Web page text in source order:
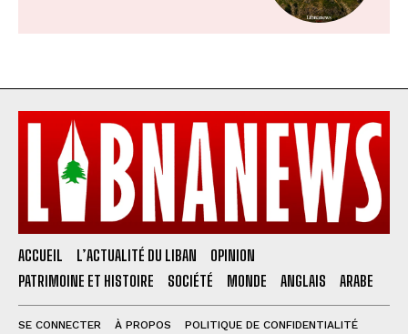
ACCUEIL L’ACTUALITÉ DU LIBAN
OPINION
PATRIMOINE ET HISTOIRE
SOCIÉTÉ MONDE ANGLAIS ARABE
SE CONNECTER À PROPOS
POLITIQUE DE CONFIDENTIALITÉ